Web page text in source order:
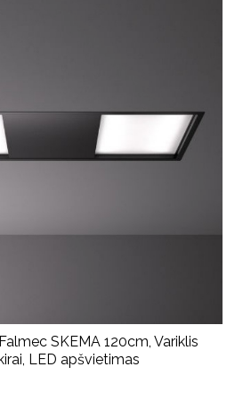
SKEMA 120cm, Variklis
LED apšvietimas